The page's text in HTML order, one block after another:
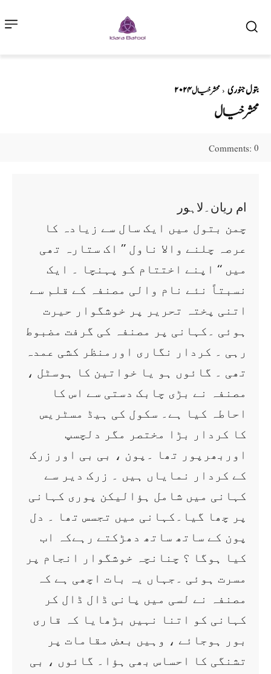
۲۰۲۴ بتول جنوری محشر خیال
محشر خیال
Comments: 0
ام ریان۔لاہور
چمن بتول میں ایک سال سے زیادہ کا
عرصہ چلنے والا ناول ’’ اک ستارہ تھی
میں ‘‘ اپنے اختتام کو پہنچا ۔ ایک
نسبتاً نئے نام والی مصنفہ کے قلم سے
اتنی پختہ تحریر پر خوشگوار حیرت
ہوئی ۔کہانی پر مصنفہ کی گرفت مضبوط
رہی ۔ کردار نگاری اورمنظر کشی عمدہ
تھی ۔ گائوں ہو یا خواتین کا ہوسٹل ،
مصنفہ نے بڑی چابک دستی سے اس کا
احاطہ کیا ہے۔ سکول کی ہیڈ مسٹریس
کا کردار بڑا مختصر مگر دلچسپ
اوربھرپور تھا ۔پون ، بی بی اور زرک
کے کردار نمایاں ہیں ۔ زرک دیر سے
کہانی میں شامل ہؤالیکن پوری کہانی
پر چھا گیا۔کہانی میں تجسس تھا ۔ دل
پون کے ساتھ ساتھ دھڑکتے رہےکہ اب
کیا ہوگا ؟ چنانچہ خوشگوار انجام پر
مسرت ہوئی ۔جہاں یہ بات اچھی ہے کہ
مصنفہ نے لسی میں پانی ڈال ڈال کر
کہانی کو اتنا نہیں بڑھایا کہ قاری
بور ہوجائے ، وہیں بعض مقامات پر
تشنگی کا احساس بھی ہؤا۔ گائوں ، بی